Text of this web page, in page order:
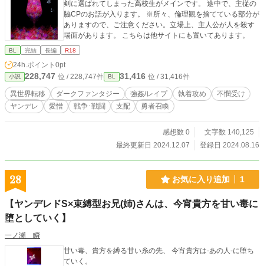
剣に選ばれてしまった高校生がメインです。 途中で、主従の
脇CPのお話が入ります。 ※所々、倫理観を捨てている部分が
ありますので、ご注意ください。立場上、主人公が人を殺す
場面があります。 こちらは他サイトにも置いてあります。
BL 完結 長編 R18
24h.ポイント 0pt
小説 228,747 位 / 228,747件 BL 31,416 位 / 31,416件
異世界転移 ダークファンタジー 強姦/レイプ 執着攻め
不憫受け
ヤンデレ
愛憎 戦争･戦闘 支配 勇者召喚
感想数 0
文字数 140,125
最終更新日 2024.12.07
登録日 2024.08.16
28 お気に入り追加 1
【ヤンデレドS×束縛型お兄(姉)さんは、今宵貴方を甘い毒に
堕としていく】
一ノ瀬 瞬
甘い毒、貴方を縛る甘い糸の先、 今宵貴方は-あの人-に堕ち
ていく。